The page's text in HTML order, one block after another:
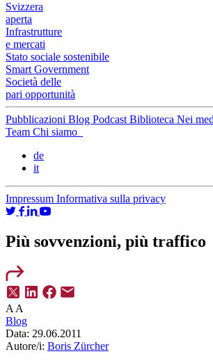
Svizzera
aperta
Infrastrutture
e mercati
Stato sociale sostenibile
Smart Government
Società delle
pari opportunità
Pubblicazioni Blog Podcast Biblioteca Nei
Team Chi siamo
de
it
Impressum Informativa sulla privacy
Più sovvenzioni, più traffico
A A
Blog
Data: 29.06.2011
Autore/i: Boris Zürcher